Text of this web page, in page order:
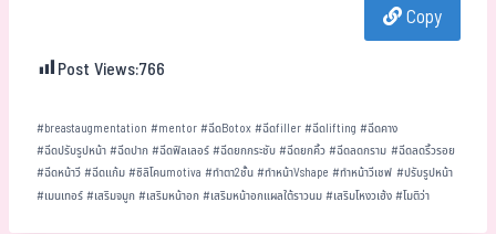
tCopy
Post Views:766
#breastaugmentation #mentor#ฉีดBotox#ฉีดfiller#ฉีดlifting #ฉีดคาง
#ฉีดปรับรูปหน้า#ฉีดปาก#ฉีดฟิลเลอร์#ฉีดยกกระชับ#ฉีดยกคิ้ว #ฉีดลดกราม #ฉีดลดริ้วรอย
#ฉีดหน้าวี#ฉีดแก้ม#ซิลิโคนmotiva #ทำตา2ชั้น#ทำหน้าVshape #ทำหน้าวีเชฟ #ปรับรูปหน้า
#เมนเทอร์#เสริมจมูก#เสริมหน้าอก#เสริมหน้าอกแผลใต้ราวนม#เสริมโหงวเฮ้ง #โมติว่า